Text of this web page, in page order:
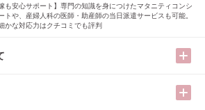
も安心サポート】専門の知識を身につけたマタニティコンシ
トや、産婦人科の医師・助産師の当日派遣サービスも可能。
かな対応力はクチコミでも評判